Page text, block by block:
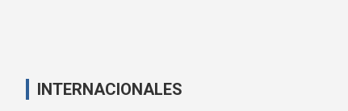
INTERNACIONALES